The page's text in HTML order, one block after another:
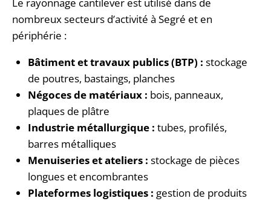
nombreux secteurs d’activité à Segré et en
périphérie :
Bâtiment et travaux publics (BTP) : stockage
de poutres, bastaings, planches
Négoces de matériaux : bois, panneaux,
plaques de plâtre
Industrie métallurgique : tubes, profilés,
barres métalliques
Menuiseries et ateliers : stockage de pièces
longues et encombrantes
Plateformes logistiques : gestion de produits